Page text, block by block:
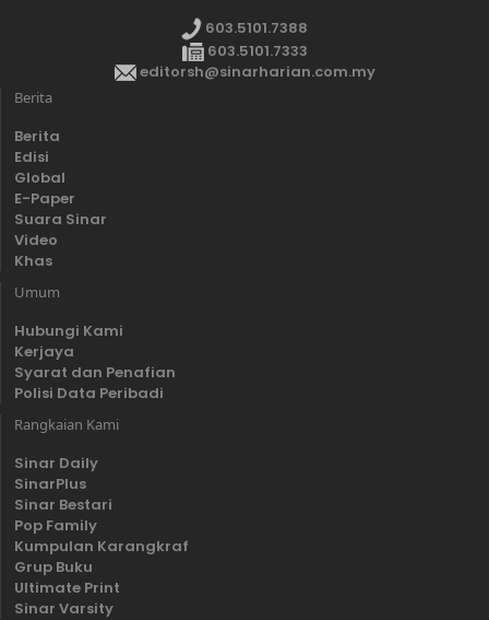
603.5101.7388
603.5101.7333
editorsh@sinarharian.com.my
Berita
Berita
Edisi
Global
E-Paper
Suara Sinar
Video
Khas
Umum
Hubungi Kami
Kerjaya
Syarat dan Penafian
Polisi Data Peribadi
Rangkaian Kami
Sinar Daily
SinarPlus
Sinar Bestari
Pop Family
Kumpulan Karangkraf
Grup Buku
Ultimate Print
Sinar Varsity